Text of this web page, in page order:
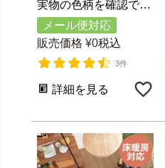
実物の色柄を確認できる大理石調フロアタイル無料カットサンプル VEINシリーズ 約5cm角 [84256-sample]
メール便対応
販売価格 ¥0税込
3件
詳細を見る